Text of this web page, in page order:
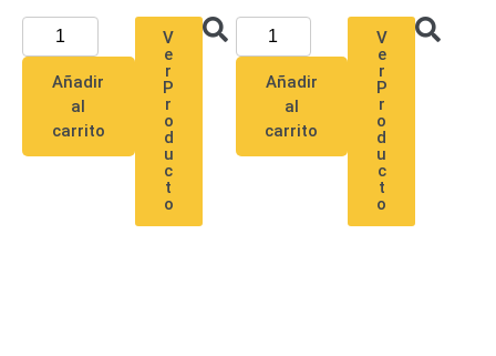
SD /
Memorias
SD Servidores
de
Aplicación
Unidades
Añadir
al
carrito
V
e
r
P
r
o
d
u
c
t
o
Añadir
al
carrito
V
e
r
P
r
o
d
u
c
t
o